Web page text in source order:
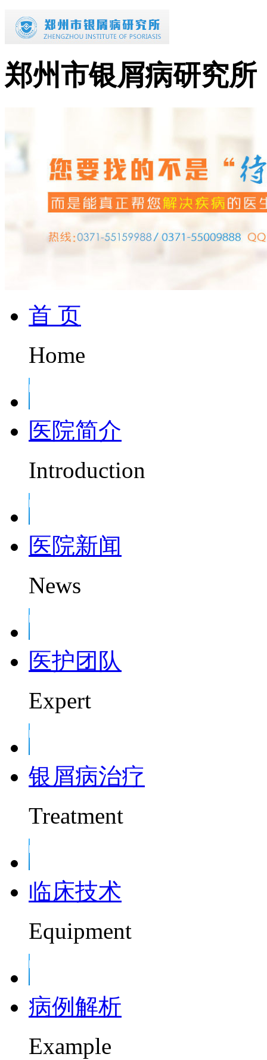
郑州市银屑病研究所
首 页
Home
医院简介
Introduction
医院新闻
News
医护团队
Expert
银屑病治疗
Treatment
临床技术
Equipment
病例解析
Example